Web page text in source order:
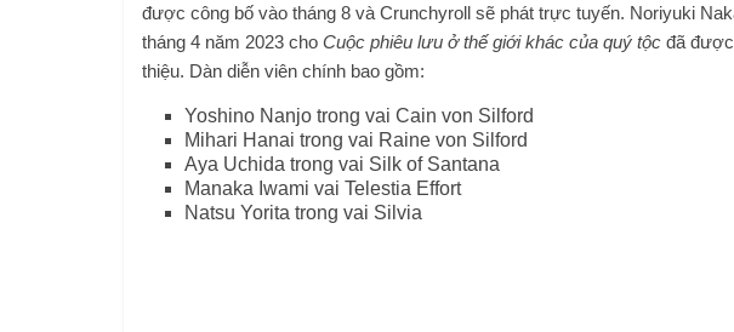
được công bố vào tháng 8 và Crunchyroll sẽ phát trực tuyến. Noriyuki
tháng 4 năm 2023 cho Cuộc phiêu lưu ở thế giới khác của quý tộc đã
thiệu. Dàn diễn viên chính bao gồm:
Yoshino Nanjo trong vai Cain von Silford
Mihari Hanai trong vai Raine von Silford
Aya Uchida trong vai Silk of Santana
Manaka Iwami vai Telestia Effort
Natsu Yorita trong vai Silvia